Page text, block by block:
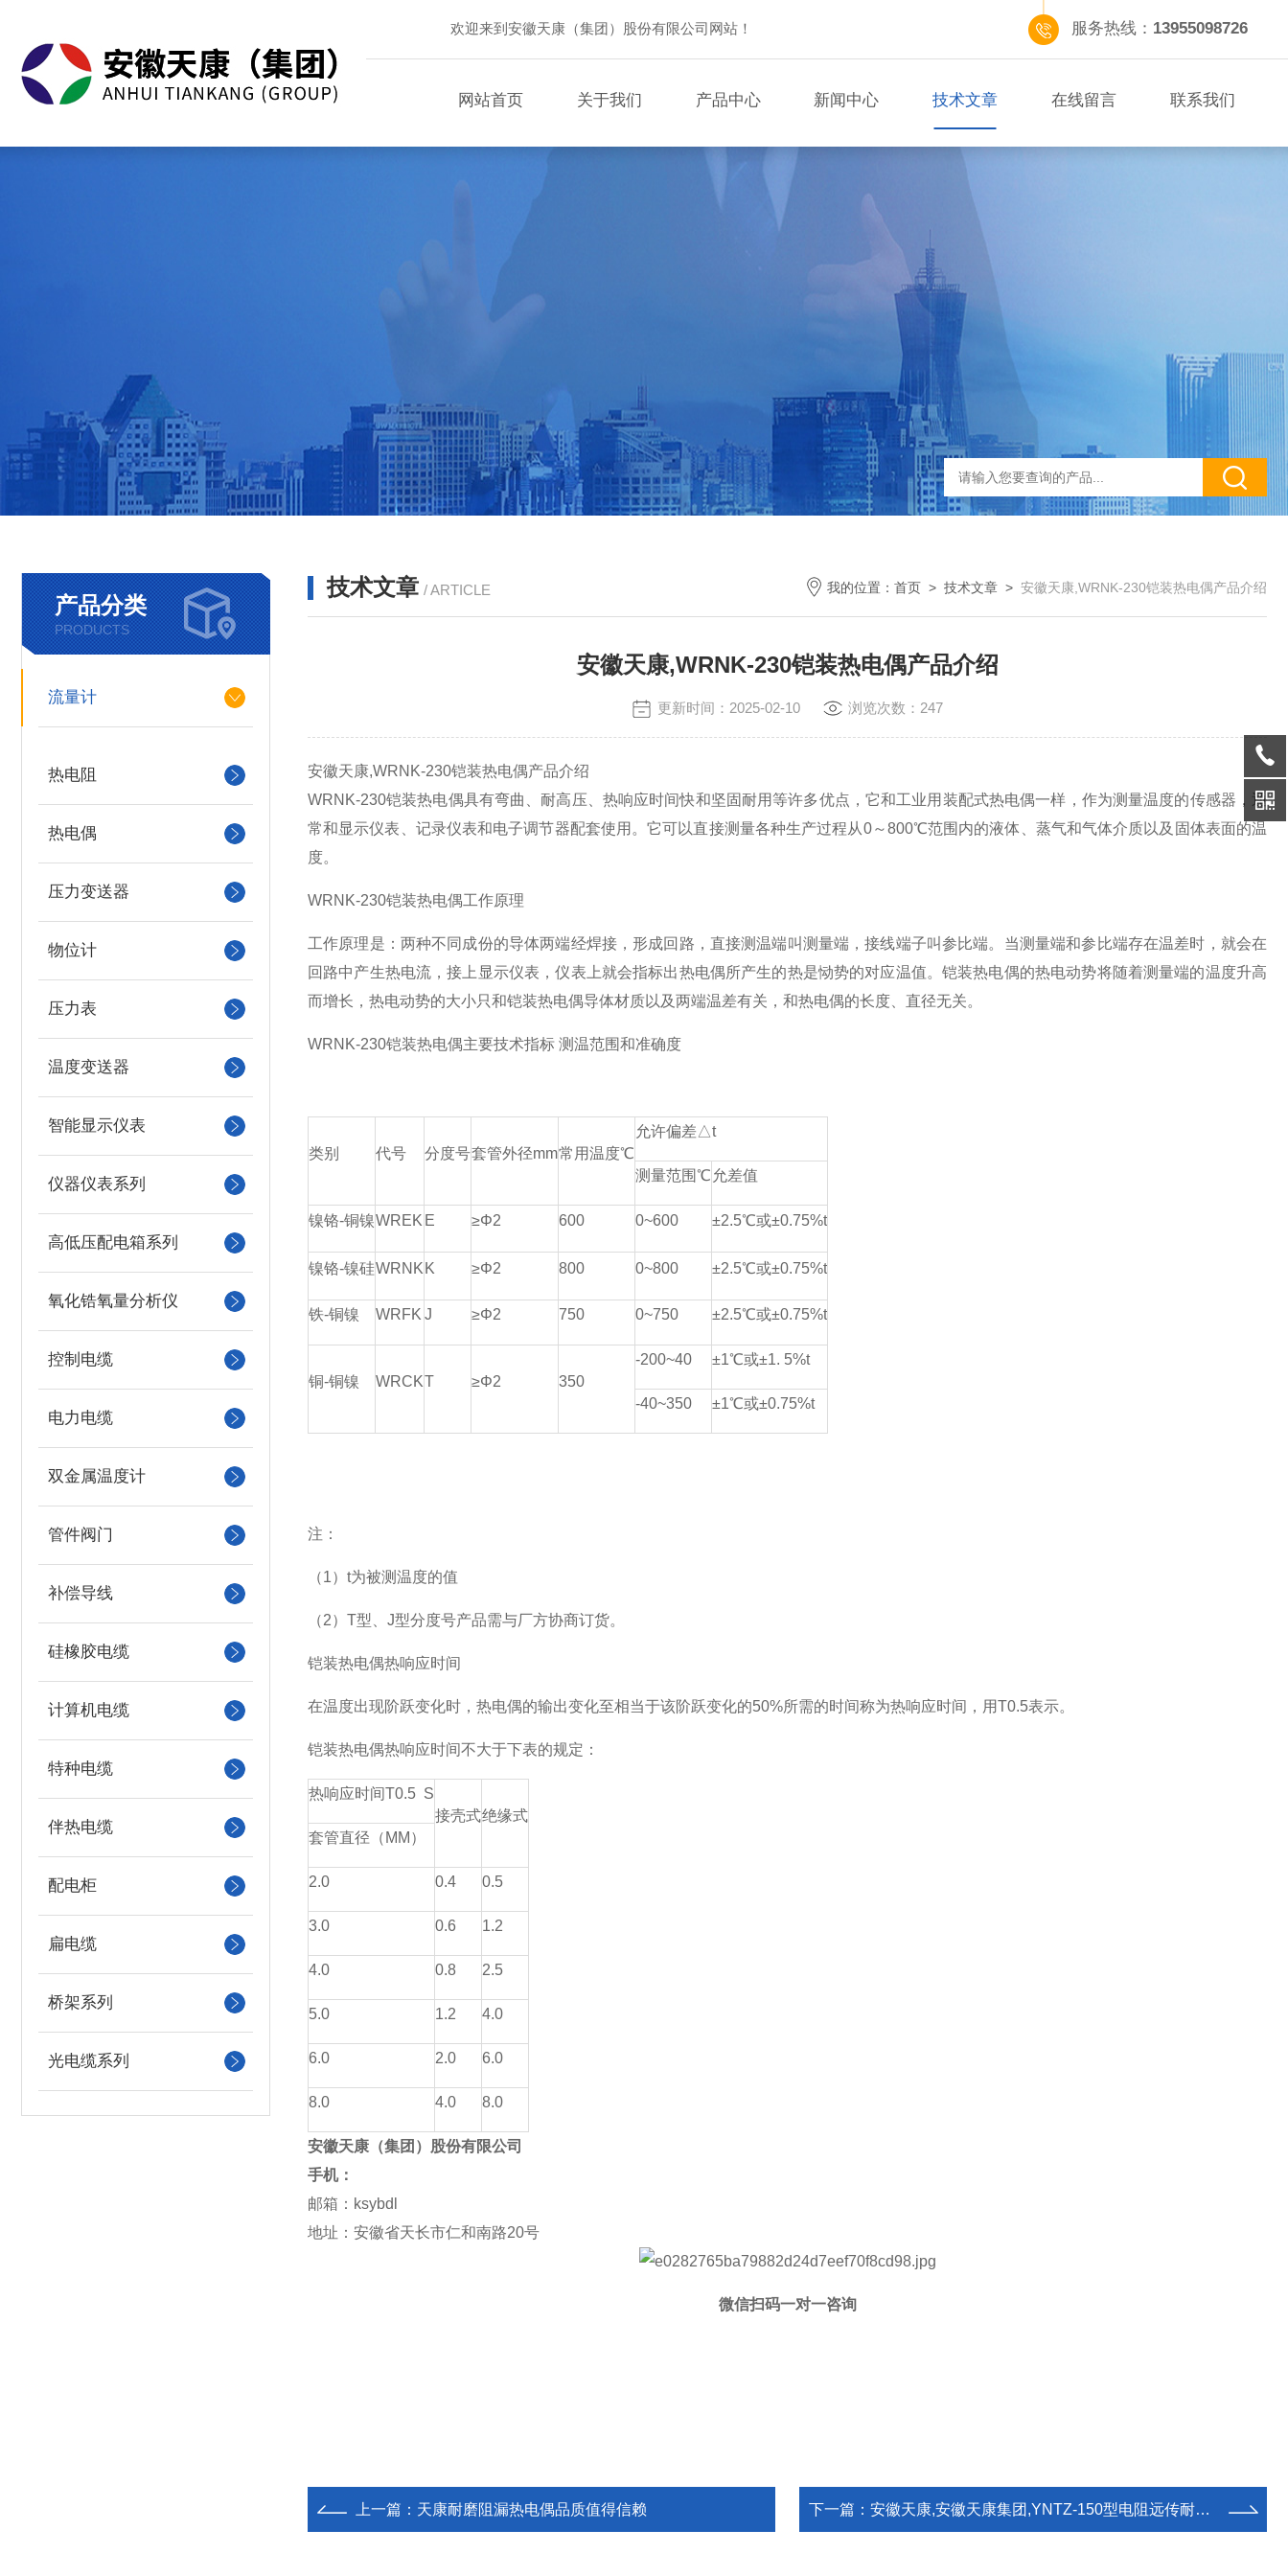
欢迎来到安徽天康（集团）股份有限公司网站！ 服务热线： 13955098726
网站首页 关于我们 产品中心 新闻中心 技术文章 在线留言 联系我们
产品分类
PRODUCTS
流量计
热电阻
热电偶
压力变送器
物位计
压力表
温度变送器
智能显示仪表
仪器仪表系列
高低压配电箱系列
氧化锆氧量分析仪
控制电缆
电力电缆
双金属温度计
管件阀门
补偿导线
硅橡胶电缆
计算机电缆
特种电缆
伴热电缆
配电柜
扁电缆
桥架系列
光电缆系列
技术文章 / ARTICLE 我的位置： 首页 > 技术文章 > 安徽天康,WRNK-230铠装热电偶产品介绍
安徽天康,WRNK-230铠装热电偶产品介绍
更新时间：2025-02-10 浏览次数：247
安徽天康,WRNK-230铠装热电偶产品介绍
WRNK-230铠装热电偶具有弯曲、耐高压、热响应时间快和坚固耐用等许多优点，它和工业用装配式热电偶一样，作为测量温度的传感器，通
常和显示仪表、记录仪表和电子调节器配套使用。它可以直接测量各种生产过程从0～800℃范围内的液体、蒸气和气体介质以及固体表面的温
度。
WRNK-230铠装热电偶工作原理
工作原理是：两种不同成份的导体两端经焊接，形成回路，直接测温端叫测量端，接线端子叫参比端。当测量端和参比端存在温差时，就会在
回路中产生热电流，接上显示仪表，仪表上就会指标出热电偶所产生的热是恸势的对应温值。铠装热电偶的热电动势将随着测量端的温度升高
而增长，热电动势的大小只和铠装热电偶导体材质以及两端温差有关，和热电偶的长度、直径无关。
WRNK-230铠装热电偶主要技术指标 测温范围和准确度
类别 代号 分度号套管外径mm常用温度℃
允许偏差△t
测量范围℃ 允差值
镍铬-铜镍WREK E ≥Φ2 600 0~600 ±2.5℃或±0.75%t
镍铬-镍硅WRNK K ≥Φ2 800 0~800 ±2.5℃或±0.75%t
铁-铜镍 WRFK J ≥Φ2 750 0~750 ±2.5℃或±0.75%t
铜-铜镍 WRCKT ≥Φ2 350
-200~40 ±1℃或±1. 5%t
-40~350 ±1℃或±0.75%t
注：
（1）t为被测温度的值
（2）T型、J型分度号产品需与厂方协商订货。
铠装热电偶热响应时间
在温度出现阶跃变化时，热电偶的输出变化至相当于该阶跃变化的50%所需的时间称为热响应时间，用T0.5表示。
铠装热电偶热响应时间不大于下表的规定：
热响应时间T0.5 S
接壳式绝缘式
套管直径（MM）
2.0 0.4 0.5
3.0 0.6 1.2
4.0 0.8 2.5
5.0 1.2 4.0
6.0 2.0 6.0
8.0 4.0 8.0
安徽天康（集团）股份有限公司
手机：
邮箱：ksybdl
地址：安徽省天长市仁和南路20号
微信扫码一对一咨询
上一篇： 天康耐磨阻漏热电偶品质值得信赖 下一篇： 安徽天康,安徽天康集团,YNTZ-150型电阻远传耐震压力表产品介绍